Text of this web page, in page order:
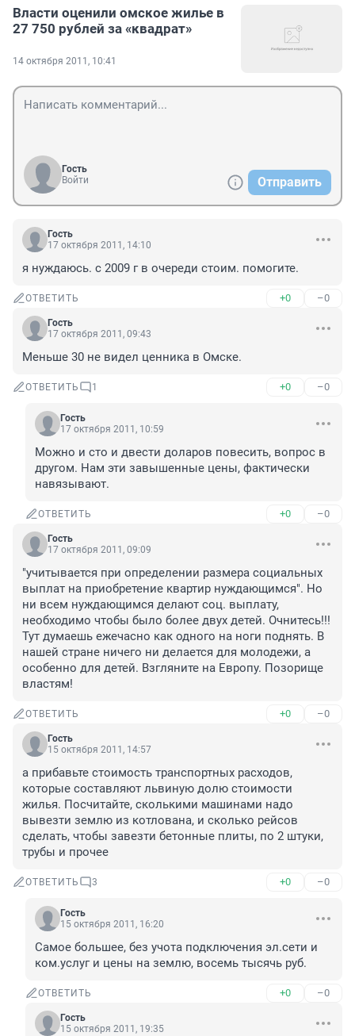
Власти оценили омское жилье в
27 750 рублей за «квадрат»
14 октября 2011, 10:41
Гость
Войти
Отправить
Гость
17 октября 2011, 14:10
я нуждаюсь. с 2009 г в очереди стоим. помогите.
ОТВЕТИТЬ +0 –0
Гость
17 октября 2011, 09:43
Меньше 30 не видел ценника в Омске.
ОТВЕТИТЬ 1 +0 –0
Гость
17 октября 2011, 10:59
Можно и сто и двести доларов повесить, вопрос в
другом. Нам эти завышенные цены, фактически
навязывают.
ОТВЕТИТЬ +0 –0
Гость
17 октября 2011, 09:09
"учитывается при определении размера социальных
выплат на приобретение квартир нуждающимся". Но
ни всем нуждающимся делают соц. выплату,
необходимо чтобы было более двух детей. Очнитесь!!!
Тут думаешь ежечасно как одного на ноги поднять. В
нашей стране ничего ни делается для молодежи, а
особенно для детей. Взгляните на Европу. Позорище
властям!
ОТВЕТИТЬ +0 –0
Гость
15 октября 2011, 14:57
а прибавьте стоимость транспортных расходов,
которые составляют львиную долю стоимости
жилья. Посчитайте, сколькими машинами надо
вывезти землю из котлована, и сколько рейсов
сделать, чтобы завезти бетонные плиты, по 2 штуки,
трубы и прочее
ОТВЕТИТЬ 3 +0 –0
Гость
15 октября 2011, 16:20
Самое большее, без учота подключения эл.сети и
ком.услуг и цены на землю, восемь тысячь руб.
ОТВЕТИТЬ +0 –0
Гость
15 октября 2011, 19:35